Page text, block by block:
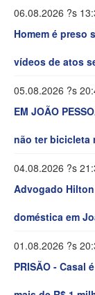
06.08.2026 ?s
Homem é preso
vídeos de atos
05.08.2026 ?s
EM JOÃO
não ter bicicleta
04.08.2026 ?s
Advogado
doméstica em
01.08.2026 ?s
PRISÃO - Casal